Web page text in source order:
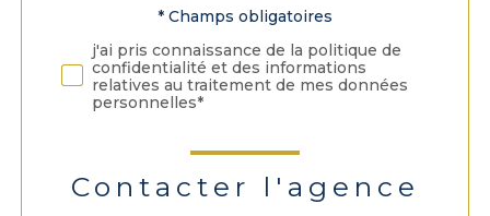
Validation* Champs obligatoires
j'ai pris connaissance de la politique de
confidentialité et des informations
relatives au traitement de mes données
personnelles*
Contacter l'agence